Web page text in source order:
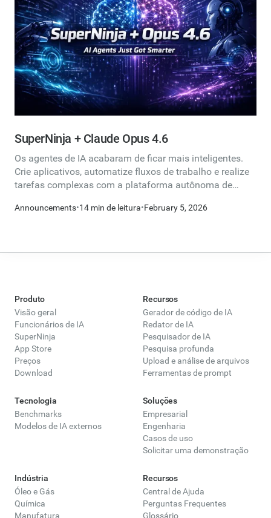
antigo sem comentários pode parecer como decifrar um
script antigo. Acelera a integração — Os novos membros
da equipe podem entender rapidamente a lógica e o
fluxo de um projeto. Depuração e otimização — Os
comentários ajudam a identificar problemas e áreas de
melhoria.
SuperNinja + Claude Opus 4.6
Os agentes de IA acabaram de ficar mais inteligentes.
Crie aplicativos, automatize fluxos de trabalho e realize
tarefas complexas com a plataforma autônoma de
Announcements•14 min de leitura•February 5, 2026
Produto
Visão geral
Funcionários de IA
SuperNinja
App Store
Preços
Download
Recursos
Gerador de código de IA
Redator de IA
Pesquisador de IA
Pesquisa profunda
Upload e análise de arquivos
Ferramentas de prompt
Tecnologia
Benchmarks
Modelos de IA externos
Soluções
Empresarial
Engenharia
Casos de uso
Solicitar uma demonstração
Indústria
Óleo e Gás
Química
Manufatura
Recursos
Central de Ajuda
Perguntas Frequentes
Glossário